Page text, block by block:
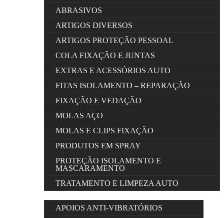
ABRASIVOS
ARTIGOS DIVERSOS
ARTIGOS PROTEÇÃO PESSOAL
COLA FIXAÇÃO E JUNTAS
EXTRAS E ACESSÓRIOS AUTO
FITAS ISOLAMENTO – REPARAÇÃO
FIXAÇÃO E VEDAÇÃO
MOLAS AÇO
MOLAS E CLIPS FIXAÇÃO
PRODUTOS EM SPRAY
PROTEÇÃO ISOLAMENTO E
MASCARAMENTO
TRATAMENTO E LIMPEZA AUTO
APOIOS ANTI-VIBRATÓRIOS